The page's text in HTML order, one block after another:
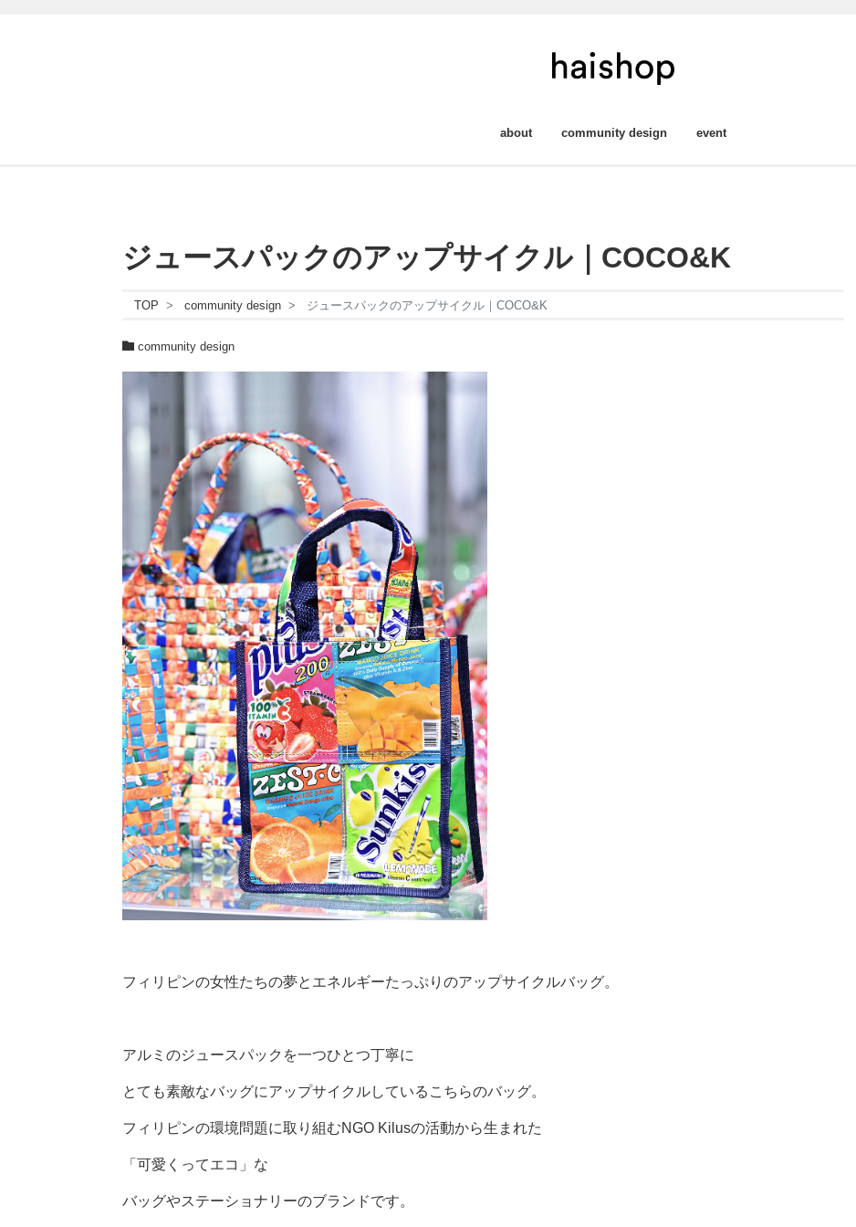
about community design event
ジュースパックのアップサイクル｜COCO&K
TOP community design ジュースパックのアップサイクル｜COCO&K
community design
フィリピンの女性たちの夢とエネルギーたっぷりのアップサイクルバッグ。
アルミのジュースパックを一つひとつ丁寧に
とても素敵なバッグにアップサイクルしているこちらのバッグ。
フィリピンの環境問題に取り組むNGO Kilusの活動から生まれた
「可愛くってエコ」な
バッグやステーショナリーのブランドです。